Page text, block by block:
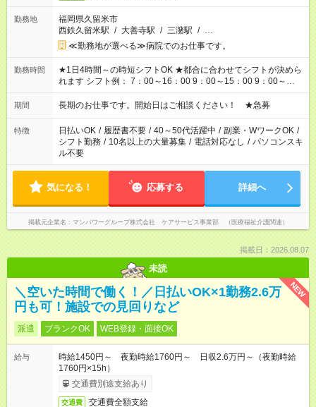
勤務地
福岡県久留米市
西鉄久留米駅 / 大善寺駅 / 三潴駅 / …
≪勤務地が選べる≫病院でのお仕事です。
勤務時間
★1日4時間～の時短シフトOK ★都合に合わせてシフトが決めら
れます シフト例： 7：00～16：00 9：00～15：00 9：00～
18：00 11：00～20：00 など ※Wワークの場合、他のお仕事と
合わせ週40時間超の就業はご案内できません ※法令に基づき、
派遣法（日雇い派遣の原則禁止）により、短時間・短期間の就
業はご案内が難しい場合があります
期間 長期のお仕事です。開始日はご相談ください！ ★急募
特徴 日払いOK / 履歴書不要 / 40～50代活躍中 / 副業・WワークOK /
シフト勤務 / 10名以上の大量募集 / 電話対応なし / パソコンスキ
ル不要
気になる！ 応募する 詳細へ
掲載元企業名 マンパワーグループ株式会社 ケアサービス事業部 （医療福祉介護関連）
掲載日：2026.08.07
未読
NEW
＼空いた時間で働く！／日払いOK×1勤務2.6万
円も可！施設での見回りなど
派遣 ブランクOK WEB登録・面接OK
給与
時給1450円～ 夜勤時給1760円～ 日収2.6万円～（夜勤時給
1760円×15h）
交通費別途支給あり
交通費 交通費全額支給